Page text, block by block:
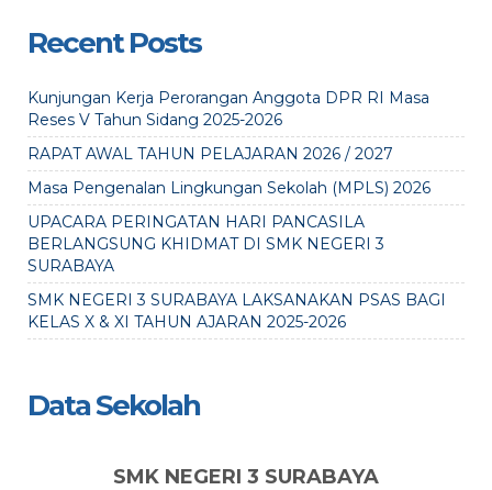
Recent Posts
Kunjungan Kerja Perorangan Anggota DPR RI Masa
Reses V Tahun Sidang 2025-2026
RAPAT AWAL TAHUN PELAJARAN 2026 / 2027
Masa Pengenalan Lingkungan Sekolah (MPLS) 2026
UPACARA PERINGATAN HARI PANCASILA
BERLANGSUNG KHIDMAT DI SMK NEGERI 3
SURABAYA
SMK NEGERI 3 SURABAYA LAKSANAKAN PSAS BAGI
KELAS X & XI TAHUN AJARAN 2025-2026
Data Sekolah
SMK NEGERI 3 SURABAYA